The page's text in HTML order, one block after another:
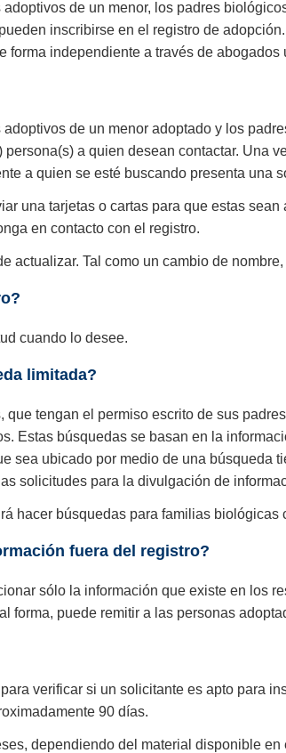
de un menor, los padres
inscribirse en el registro de
forma independiente a través de abogados
de un menor adoptado y los
a quien desean contactar. Una
a quien se esté buscando presenta una
una tarjetas o cartas para que estas
en contacto con el registro.
actualizar. Tal como un cambio de
cuando lo desee.
limitada?
que tengan el permiso escrito de sus
Estas búsquedas se basan en la
sea ubicado por medio de una
solicitudes para la divulgación de
hacer búsquedas para familias
fuera del registro?
sólo la información que existe en los
forma, puede remitir a las personas
verificar si un solicitante es apto para
90 días.
dependiendo del material disponible